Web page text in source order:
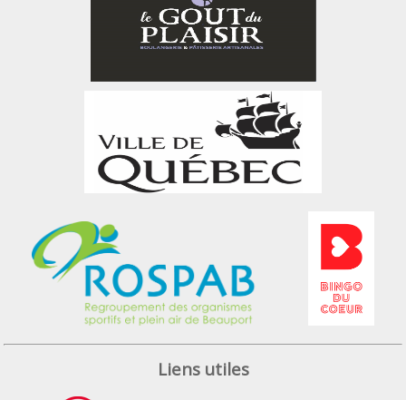
Liens utiles